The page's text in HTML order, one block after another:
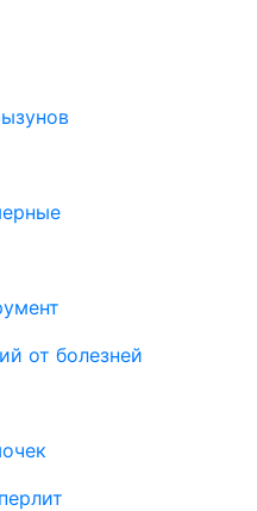
от болезней